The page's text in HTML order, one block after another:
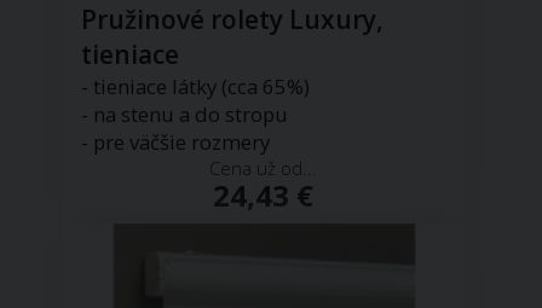
Pružinové rolety Luxury,
tieniace
- tieniace látky (cca 65%)
- na stenu a do stropu
- pre väčšie rozmery
Cena už od...
24,43 €